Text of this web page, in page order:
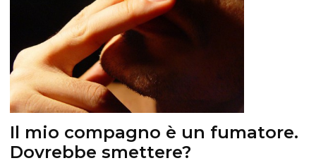
Il mio compagno è un fumatore.
Dovrebbe smettere?